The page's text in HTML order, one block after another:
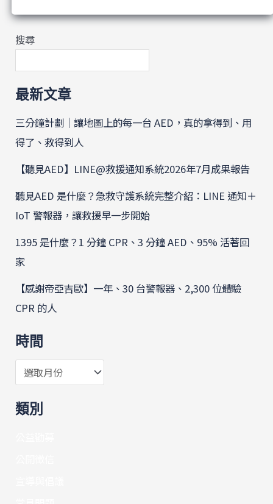
搜尋
最新文章
三分鐘計劃｜讓地圖上的每一台 AED，真的拿得到、用
得了、救得到人
【聽見AED】LINE@救援通知系統2026年7月成果報告
聽見AED 是什麼？急救守護系統完整介紹：LINE 通知＋
IoT 警報器，讓救援早一步開始
1395 是什麼？1 分鐘 CPR、3 分鐘 AED、95% 活著回
家
【感謝帝亞吉歐】一年、30 台警報器、2,300 位體驗
CPR 的人
時間
類別